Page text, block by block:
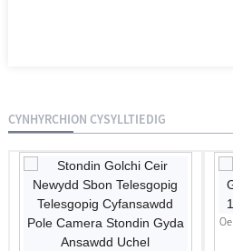
CYNHYRCHION CYSYLLTIEDIG